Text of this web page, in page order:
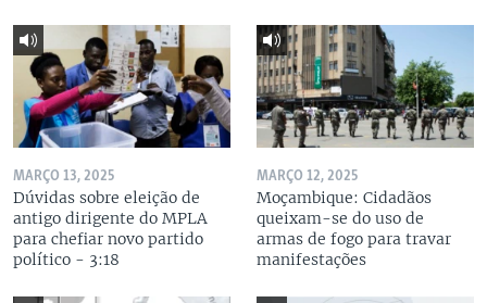
MARÇO 13, 2025
Dúvidas sobre eleição de
antigo dirigente do MPLA
para chefiar novo partido
político - 3:18
MARÇO 12, 2025
Moçambique: Cidadãos
queixam-se do uso de
armas de fogo para travar
manifestações